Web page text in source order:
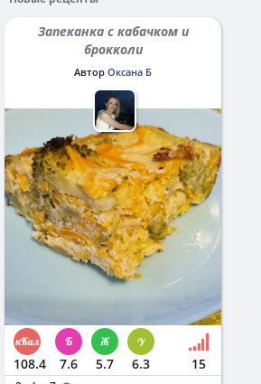
Запеканка с кабачком и
брокколи
Автор Оксана Б
108.4 7.6 5.7 6.3 15